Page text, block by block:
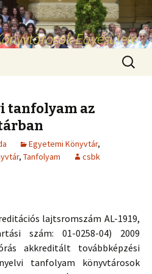
Egyesülete
tanfolyam az
Egyetemi Könyvtár,
, Tanfolyam csbk
lajtsromszám AL-1919,
szám: 01-0258-04) 2009
akkreditált továbbképzési
tanfolyam könyvtárosok